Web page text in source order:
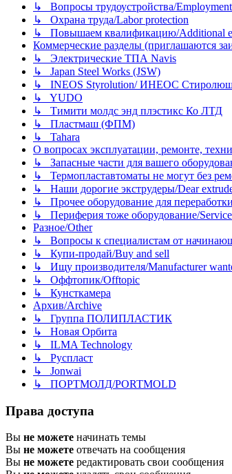
↳ Вопросы трудоустройства/
↳ Охрана труда/Labor protection
↳ Повышаем квалификацию/Additional
Коммерческие разделы (приглашаются
↳ Электрические ТПА Navis
↳ Japan Steel Works (JSW)
↳ INEOS Styrolution/ ИНЕОС
↳ YUDO
↳ Тимити молдс энд плэстикс Ко ЛТД
↳ Пластмаш (ФПМ)
↳ Tahara
О вопросах эксплуатации, ремонте,
↳ Запасные части для вашего
↳ Термопластавтоматы не могут без
↳ Наши дорогие экструдеры/Dear
↳ Прочее оборудование для
↳ Периферия тоже оборудование/
Разное/Other
↳ Вопросы к специалистам от
↳ Купи-продай/Buy and sell
↳ Ищу производителя/Manufacturer
↳ Оффтопик/Offtopic
↳ Кунсткамера
Архив/Archive
↳ Группа ПОЛИПЛАСТИК
↳ Новая Орбита
↳ ILMA Technology
↳ Руспласт
↳ Jonwai
↳ ПОРТМОЛД/PORTMOLD
Права доступа
Вы не можете начинать темы
Вы не можете отвечать на сообщения
Вы не можете редактировать свои сообщения